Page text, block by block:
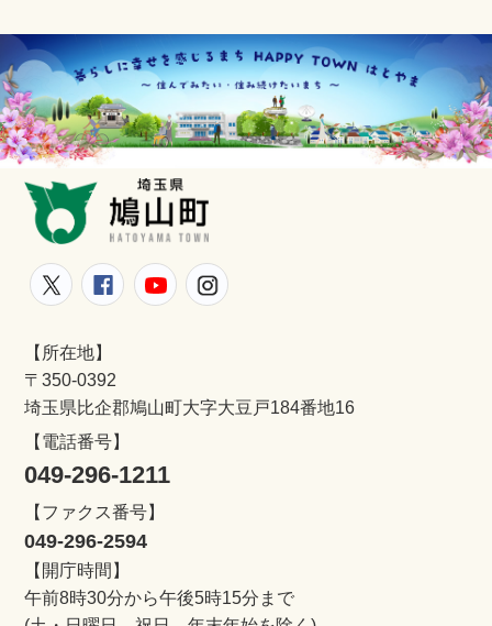
鳩山町公式Twitter
鳩山町公式Facebook
鳩山町公式YouTube
【所在地】
〒350-0392
埼玉県比企郡鳩山町大字大豆戸184番地16
【電話番号】
049-296-1211
【ファクス番号】
049-296-2594
【開庁時間】
午前8時30分から午後5時15分まで